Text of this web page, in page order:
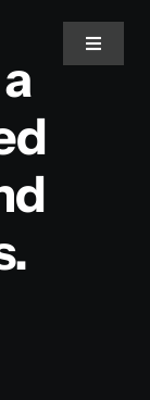
Toggle